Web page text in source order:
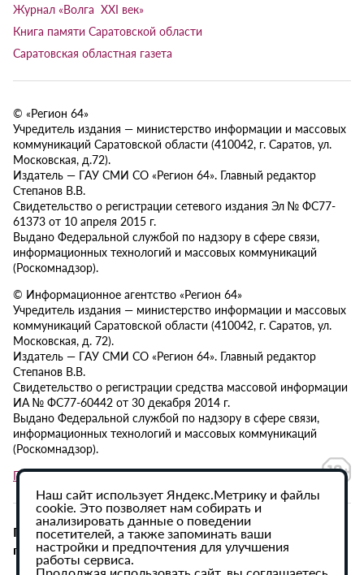
Журнал «Волга XXI век»
Книга памяти Саратовской области
Саратовская областная газета
© «Регион 64»
Учредитель издания — министерство информации и массовых
коммуникаций Саратовской области (410042, г. Саратов, ул.
Московская, д.72).
Издатель — ГАУ СМИ СО «Регион 64». Главный редактор
Степанов В.В.
Свидетельство о регистрации сетевого издания Эл № ФС77-
61373 от 10 апреля 2015 г.
Выдано Федеральной службой по надзору в сфере связи,
информационных технологий и массовых коммуникаций
(Роскомнадзор).
© Информационное агентство «Регион 64»
Учредитель издания — министерство информации и массовых
коммуникаций Саратовской области (410042, г. Саратов, ул.
Московская, д. 72).
Издатель — ГАУ СМИ СО «Регион 64». Главный редактор
Степанов В.В.
Свидетельство о регистрации средства массовой информации
ИА № ФС77-60442 от 30 декабря 2014 г.
Выдано Федеральной службой по надзору в сфере связи,
информационных технологий и массовых коммуникаций
(Роскомнадзор).
Политика в отношении обработки персональных данных
При использовании материалов сайта активная
гиперссылка на ИА «Регион 64» обязательна.
Наш сайт использует Яндекс.Метрику и файлы
cookie. Это позволяет нам собирать и
анализировать данные о поведении
посетителей, а также запоминать ваши
настройки и предпочтения для улучшения
работы сервиса.